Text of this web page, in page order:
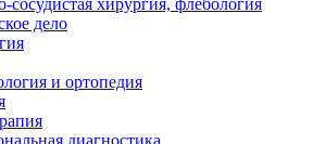
сосудистая хирургия, флебология
дело
и ортопедия
диагностика